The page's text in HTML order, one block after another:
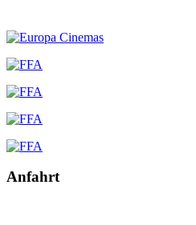
Anfahrt